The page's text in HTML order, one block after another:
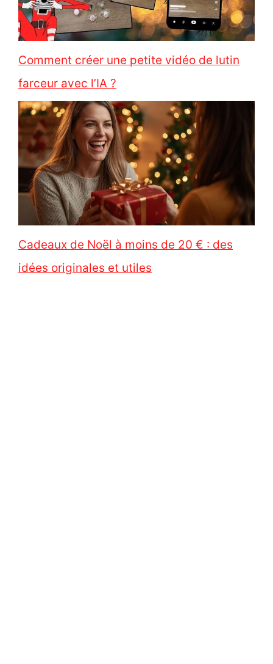
Comment créer une petite vidéo de lutin
farceur avec l’IA ?
Cadeaux de Noël à moins de 20 € : des
idées originales et utiles